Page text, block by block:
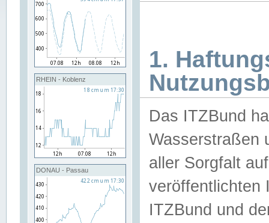
RHEIN - Koblenz
DONAU - Passau
1.
Das ITZBund
Wasserstraßen
aller Sorgfalt
veröffentlichten
ITZBund und